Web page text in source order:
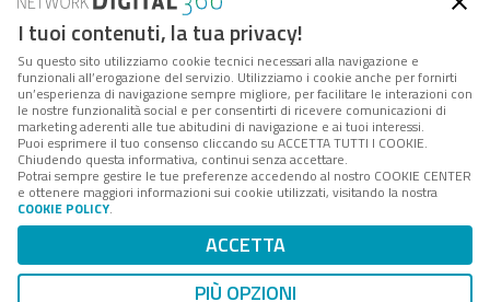
Forumpa.itè una pubblicazione telematica iscritta
presso Registro della stampa del Tribunale di Roma -
Reg. n. 182 del 2 maggio 2008 - Direttore resp. Michela
Stentella
FPA s.r.l. è società soggetta a Direzione e
Coordinamento da parte di Digital360 S.p.A. - FPA s.r.l.
è un'azienda certificata per il sistema di management
Codice Fiscale/Partita IVA n. 10693191008 - R.E.A. Roma
n. 1249791. ISP AWS
Mappa del sito
I tuoi contenuti, la tua privacy!
Su questo sito utilizziamo cookie tecnici necessari alla navigazione e
funzionali all’erogazione del servizio. Utilizziamo i cookie anche per fornirti
un’esperienza di navigazione sempre migliore, per facilitare le interazioni con
le nostre funzionalità social e per consentirti di ricevere comunicazioni di
marketing aderenti alle tue abitudini di navigazione e ai tuoi interessi.
Puoi esprimere il tuo consenso cliccando su ACCETTA TUTTI I COOKIE.
Chiudendo questa informativa, continui senza accettare.
Potrai sempre gestire le tue preferenze accedendo al nostro COOKIE CENTER
e ottenere maggiori informazioni sui cookie utilizzati, visitando la nostra
COOKIE POLICY.
ACCETTA
PIÙ OPZIONI